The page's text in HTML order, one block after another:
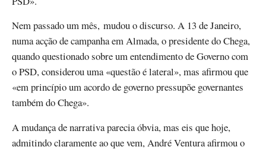
Nem passado um mês, mudou o discurso. A 13 de Janeiro,
numa acção de campanha em Almada, o presidente do Chega,
quando questionado sobre um entendimento de Governo com
o PSD, considerou uma «questão é lateral», mas afirmou que
«em princípio um acordo de governo pressupõe governantes
também do Chega».
A mudança de narrativa parecia óbvia, mas eis que hoje,
admitindo claramente ao que vem, André Ventura afirmou o